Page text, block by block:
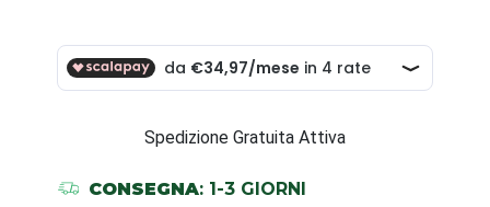
Spedizione Gratuita Attiva
CONSEGNA: 1-3 GIORNI